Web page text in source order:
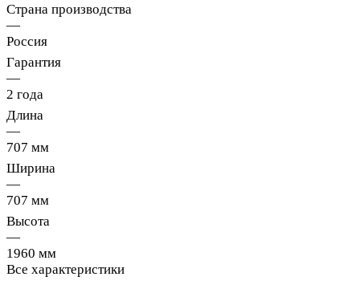
Страна производства
—
Россия
Гарантия
—
2 года
Длина
—
707 мм
Ширина
—
707 мм
Высота
—
1960 мм
Все характеристики